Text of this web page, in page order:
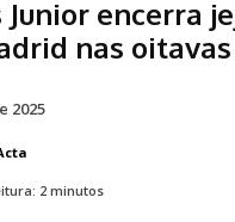
Junior encerra
nas oitavas
2025
2 minutos